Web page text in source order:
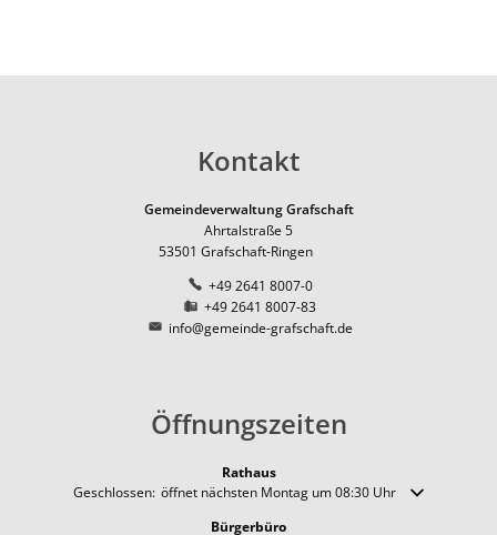
Kontakt
Gemeindeverwaltung Grafschaft
Ahrtalstraße 5
53501 Grafschaft-Ringen
+49 2641 8007-0
+49 2641 8007-83
info@gemeinde-grafschaft.de
Öffnungszeiten
Rathaus
Klicken, um weitere Öffnungs- oder Schließzeiten auszublenden
Geschlossen: öffnet nächsten Montag um 08:30 Uhr
Bürgerbüro